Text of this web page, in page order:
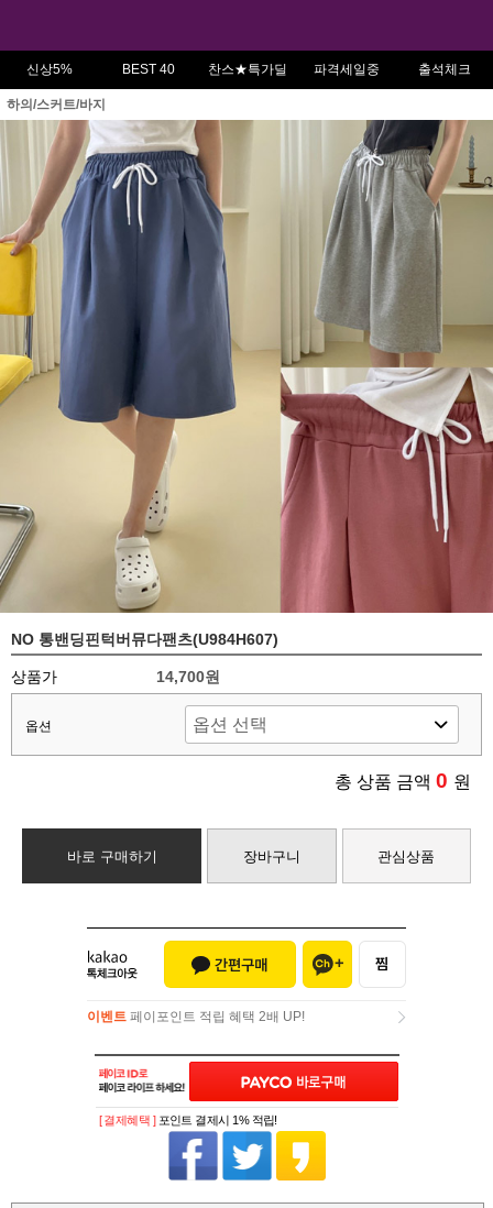
신상5% BEST 40 찬스★특가딜 파격세일중 출석체크
하의/스커트/바지
NO 통밴딩핀턱버뮤다팬츠(U984H607)
상품가 14,700원
옵션
총 상품 금액 0 원
바로 구매하기 장바구니 관심상품
이벤트 페이포인트 적립 혜택 2배 UP!
[ 결제혜택 ] 포인트 결제시 1% 적립!